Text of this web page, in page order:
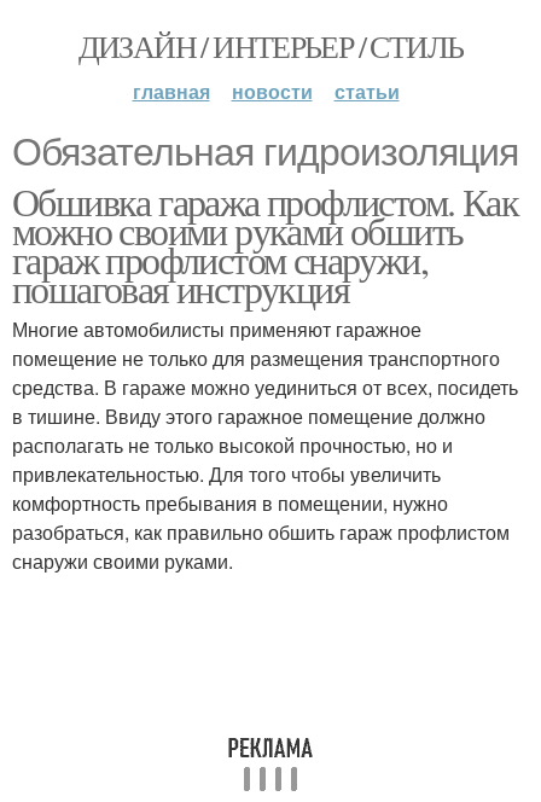
ДИЗАЙН / ИНТЕРЬЕР / СТИЛЬ
главная новости статьи
Обязательная гидроизоляция
Обшивка гаража профлистом. Как
можно своими руками обшить
гараж профлистом снаружи,
пошаговая инструкция
Многие автомобилисты применяют гаражное
помещение не только для размещения транспортного
средства. В гараже можно уединиться от всех, посидеть
в тишине. Ввиду этого гаражное помещение должно
располагать не только высокой прочностью, но и
привлекательностью. Для того чтобы увеличить
комфортность пребывания в помещении, нужно
разобраться, как правильно обшить гараж профлистом
снаружи своими руками.